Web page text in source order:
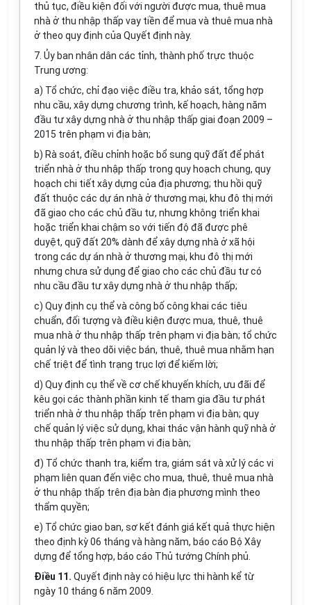
thủ tục, điều kiện đối với người được mua, thuê mua
nhà ở thu nhập thấp vay tiền để mua và thuê mua nhà
ở theo quy định của Quyết định này.
7. Ủy ban nhân dân các tỉnh, thành phố trực thuộc
Trung ương:
a) Tổ chức, chỉ đạo việc điều tra, khảo sát, tổng hợp
nhu cầu, xây dựng chương trình, kế hoạch, hàng năm
đầu tư xây dựng nhà ở thu nhập thấp giai đoạn 2009 –
2015 trên phạm vi địa bàn;
b) Rà soát, điều chỉnh hoặc bổ sung quỹ đất để phát
triển nhà ở thu nhập thấp trong quy hoạch chung, quy
hoạch chi tiết xây dựng của địa phương; thu hồi quỹ
đất thuộc các dự án nhà ở thương mại, khu đô thị mới
đã giao cho các chủ đầu tư, nhưng không triển khai
hoặc triển khai chậm so với tiến độ đã được phê
duyệt, quỹ đất 20% dành để xây dựng nhà ở xã hội
trong các dự án nhà ở thương mại, khu đô thị mới
nhưng chưa sử dụng để giao cho các chủ đầu tư có
nhu cầu đầu tư xây dựng nhà ở thu nhập thấp;
c) Quy định cụ thể và công bố công khai các tiêu
chuẩn, đối tượng và điều kiện được mua, thuê, thuê
mua nhà ở thu nhập thấp trên phạm vi địa bàn; tổ chức
quản lý và theo dõi việc bán, thuê, thuê mua nhằm hạn
chế triệt để tình trạng trục lợi để kiếm lời;
d) Quy định cụ thể về cơ chế khuyến khích, ưu đãi để
kêu gọi các thành phần kinh tế tham gia đầu tư phát
triển nhà ở thu nhập thấp trên phạm vi địa bàn; quy
chế quản lý việc sử dụng, khai thác vận hành quỹ nhà ở
thu nhập thấp trên phạm vi địa bàn;
đ) Tổ chức thanh tra, kiểm tra, giám sát và xử lý các vi
phạm liên quan đến việc cho mua, thuê, thuê mua nhà
ở thu nhập thấp trên địa bàn địa phương mình theo
thẩm quyền;
e) Tổ chức giao ban, sơ kết đánh giá kết quả thực hiện
theo định kỳ 06 tháng và hàng năm, báo cáo Bộ Xây
dựng để tổng hợp, báo cáo Thủ tướng Chính phủ.
Điều 11. Quyết định này có hiệu lực thi hành kể từ
ngày 10 tháng 6 năm 2009.